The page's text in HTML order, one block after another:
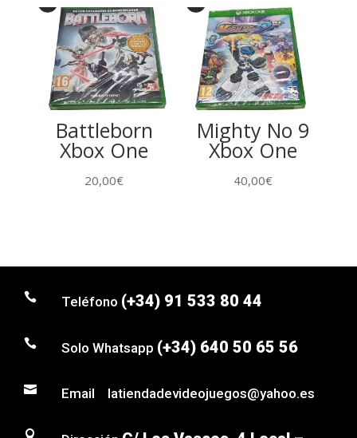
Battleborn
Xbox One
20,00€
Mighty No 9
Xbox One
40,00€
 Teléfono (+34) 91 533 80 44
 Solo Whatsapp (+34) 640 50 65 56
 Email latiendadevideojuegos@yahoo.es
